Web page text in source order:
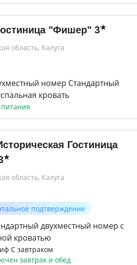
"Фишер" 3★
область, Калуга
номер Стандартный
кровать
Гостиница
★
область, Калуга
подтверждение
двухместный номер с
кроватью
С завтраком
завтрак и обед